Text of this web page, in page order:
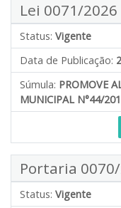
Lei 0071/2026
Status: Vigente
Data de Publicação:
Súmula: PROMOVE
MUNICIPAL N°44/
Portaria
Status: Vigente